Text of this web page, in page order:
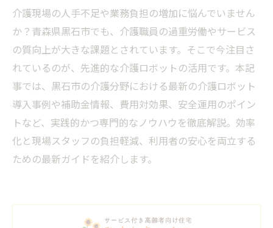
介護現場の人手不足や業務負担の増加に悩んでいません
か？青森県黒石市でも、介護職員の過重労働やサービス
の質向上が大きな課題とされています。そこで今注目さ
れているのが、先進的な介護ロボットの活用です。本記
事では、黒石市の介護分野における最新の介護ロボット
導入事例や補助金情報、費用対効果、安全運用のポイン
トなど、実践的かつ専門的なノウハウを徹底解説。効率
化と現場スタッフの負担軽減、利用者の安心を両立する
ための最新ガイドを紹介します。